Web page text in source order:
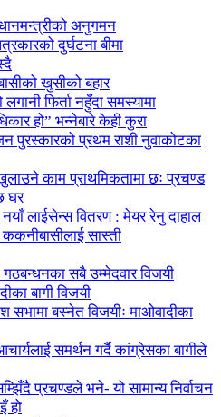
अनुगमन
दुर्घटना बीमा
खुसीको बहार
फिर्ता नहुँदा समस्यामा
हो” भन्नेबारे केही कुरा
पुरस्कारको प्रथम राशी नुवाकोटका
खुलाउने काम प्राथमिकतामा छः प्रचण्ड
घर
लाईसेन्स वितरण : मेयर रेनु दाहाल
सास्ती
गठबन्धनका सबै उम्मेदवार विजयी
बागी विजयी
सभामा बस्नेत विजयीः माओवादीका
समर्थन गर्दै कांग्रेसका बागीले
प्रचण्डले भने- यो सामान्य निर्वाचन
हो